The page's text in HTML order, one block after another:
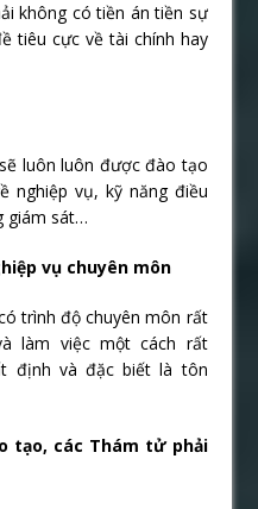
không có tiền án tiền sự
tiêu cực về tài chính hay
luôn luôn được đào tạo
nghiệp vụ, kỹ năng điều
giám sát…
vụ chuyên môn
trình độ chuyên môn rất
làm việc một cách rất
định và đặc biết là tôn
tạo, các Thám tử phải